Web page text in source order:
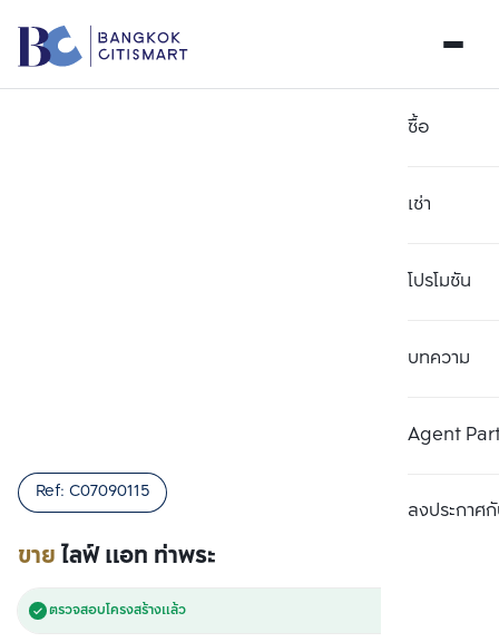
ซื้อ
เช่า
โปรโมชัน
บทความ
Agent
ลงประกาศกั
ขายไลฟ์ แอท ท่าพระ
Ref: C07090115
ตรวจสอบโครงสร้างแล้ว
เปรียบเทียบ